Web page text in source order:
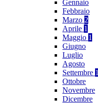
Gennaio
Febbraio
Marzo 2
Aprile 1
Maggio 1
Giugno
Luglio
Agosto
Settembre 1
Ottobre
Novembre
Dicembre